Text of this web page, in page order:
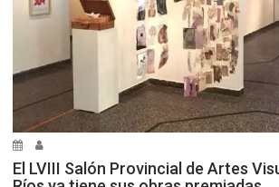
El LVIII Salón Provincial de Artes